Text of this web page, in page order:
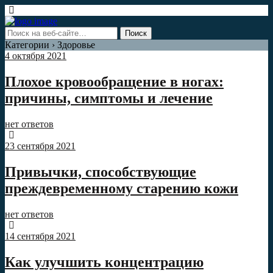
Категории › Здоровье
4 октября 2021
Плохое кровообращение в ногах:
причины, симптомы и лечение
нет ответов
23 сентября 2021
Привычки, способствующие
преждевременному старению кожи
нет ответов
14 сентября 2021
Как улучшить концентрацию